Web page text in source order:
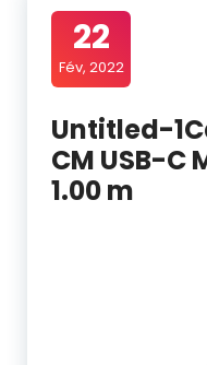
22
Fév, 2022
Untitled-
CM USB-C
1.00 m